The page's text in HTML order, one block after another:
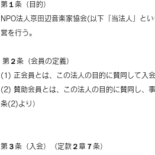
第１条（目的）
NPO法人京田辺音楽家協会(以下「当法人」と
営を行う。
第２条（会員の定義）
(1) 正会員とは、この法人の目的に賛同して入
(2) 賛助会員とは、この法人の目的に賛同し、
条(2)より）
第３条（入会）（定款２章７条）